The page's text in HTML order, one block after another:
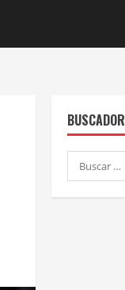
BUSCADOR
Buscar: